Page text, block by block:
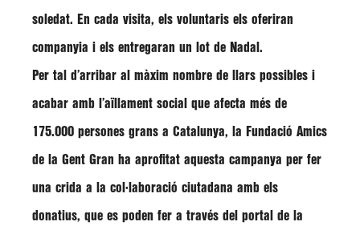
soledat. En cada visita, els voluntaris els oferiran
companyia i els entregaran un lot de Nadal.
Per tal d’arribar al màxim nombre de llars possibles i
acabar amb l’aïllament social que afecta més de
175.000 persones grans a Catalunya, la Fundació Amics
de la Gent Gran ha aprofitat aquesta campanya per fer
una crida a la col·laboració ciutadana amb els
donatius, que es poden fer a través del portal de la